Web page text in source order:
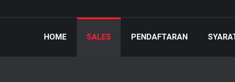
HOME SALES PENDAFTARAN